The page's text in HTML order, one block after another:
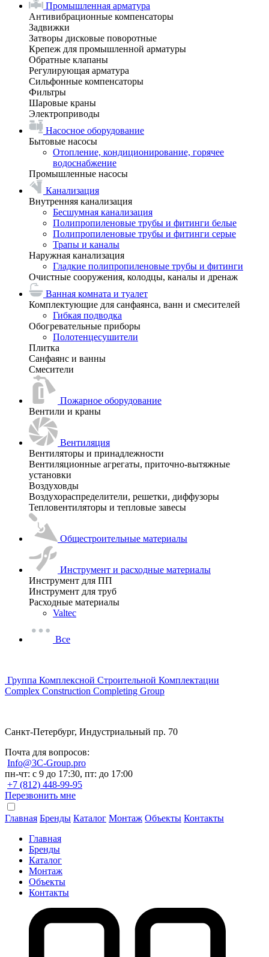
Промышленная арматура
Антивибрационные компенсаторы
Задвижки
Затворы дисковые поворотные
Крепеж для промышленной арматуры
Обратные клапаны
Регулирующая арматура
Сильфонные компенсаторы
Фильтры
Шаровые краны
Электроприводы
Насосное оборудование
Бытовые насосы
Отопление, кондиционирование, горячее
водоснабжение
Промышленные насосы
Канализация
Внутренняя канализация
Бесшумная канализация
Полипропиленовые трубы и фитинги белые
Полипропиленовые трубы и фитинги серые
Трапы и каналы
Наружная канализация
Гладкие полипропиленовые трубы и фитинги
Очистные сооружения, колодцы, каналы и дренаж
Ванная комната и туалет
Комплектующие для санфаянса, ванн и смесителей
Гибкая подводка
Обогревательные приборы
Полотенцесушители
Плитка
Санфаянс и ванны
Смесители
Пожарное оборудование
Вентили и краны
Вентиляция
Вентиляторы и принадлежности
Вентиляционные агрегаты, приточно-вытяжные
установки
Воздуховды
Воздухораспределители, решетки, диффузоры
Тепловентиляторы и тепловые завесы
Общестроительные материалы
Инструмент и расходные материалы
Инструмент для ПП
Инструмент для труб
Расходные материалы
Valtec
Все
Группа Комплексной Строительной Комплектации
Complex Construction Completing Group
Санкт-Петербург, Индустриальный пр. 70
Почта для вопросов:
Info@3C-Group.pro
пн-чт: с 9 до 17:30, пт: до 17:00
+7 (812) 448-99-95
Перезвонить мне
Главная Бренды Каталог Монтаж Объекты Контакты
Главная
Бренды
Каталог
Монтаж
Объекты
Контакты